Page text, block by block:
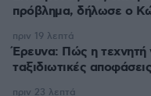
πρόβλημα, δήλωσε ο
Έρευνα: Πώς η τεχνητή
ταξιδιωτικές αποφάσεις
πριν 19 λεπτά
πριν 23 λεπτά